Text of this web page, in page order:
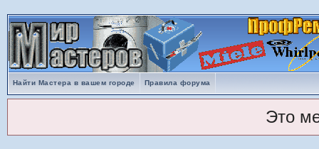
Найти Мастера в вашем городе Правила форума
Это